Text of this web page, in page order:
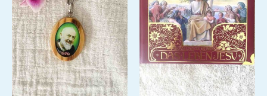
können
auf
der
Produktseite
gewählt
werden